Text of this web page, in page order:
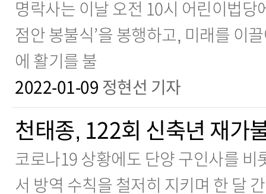
명락사는 이날 오전 10시 어린이법당
점안 봉불식’을 봉행하고, 미래를 이
에 활기를 불
2022-01-09 정현선 기자
천태종, 122회 신축년 재가
코로나19 상황에도 단양 구인사를 비
서 방역 수칙을 철저히 지키며 한 달